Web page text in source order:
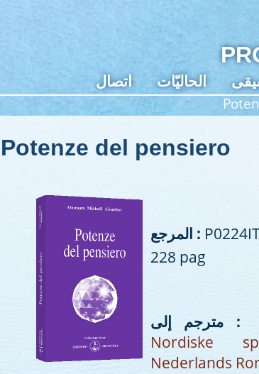
الحاليّات اتصال
Potenze del pensiero
المرجع :
228 pag
مترجم إلى :
Nordiske
Nederlands